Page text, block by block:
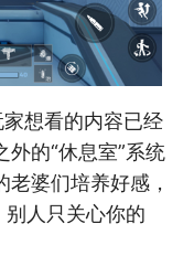
想看的内容已经
的“休息室”系统
婆们培养好感，
别人只关心你的